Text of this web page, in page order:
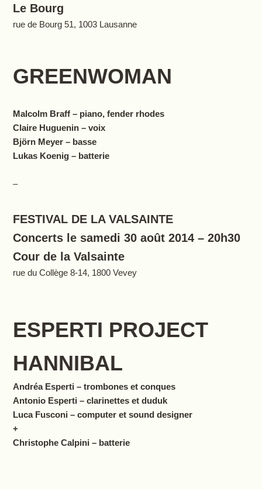
Le Bourg
rue de Bourg 51, 1003 Lausanne
GREENWOMAN
Malcolm Braff – piano, fender rhodes
Claire Huguenin – voix
Björn Meyer – basse
Lukas Koenig – batterie
–
FESTIVAL DE LA VALSAINTE
Concerts le samedi 30 août 2014 – 20h30
Cour de la Valsainte
rue du Collège 8-14, 1800 Vevey
ESPERTI PROJECT
HANNIBAL
Andréa Esperti – trombones et conques
Antonio Esperti – clarinettes et duduk
Luca Fusconi – computer et sound designer
+
Christophe Calpini – batterie